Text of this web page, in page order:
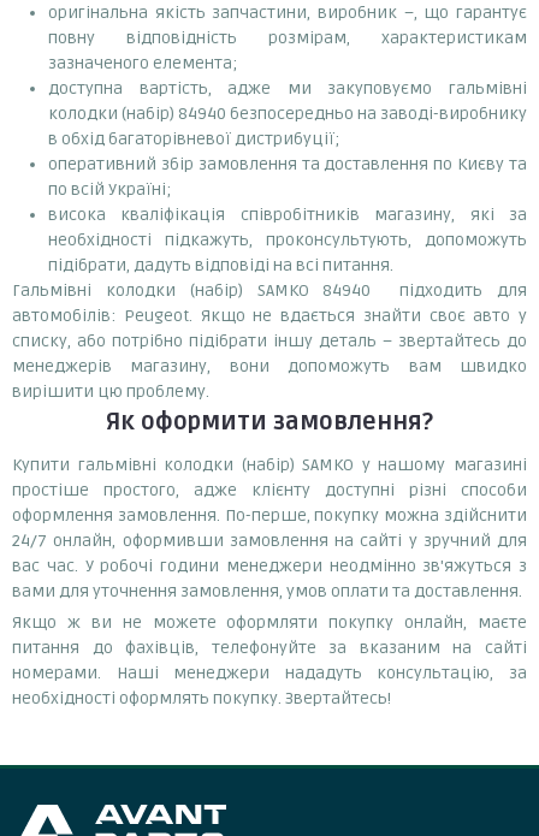
оригінальна якість запчастини, виробник –, що гарантує
повну відповідність розмірам, характеристикам
зазначеного елемента;
доступна вартість, адже ми закуповуємо гальмівні
колодки (набір) 84940 безпосередньо на заводі-виробнику
в обхід багаторівневої дистрибуції;
оперативний збір замовлення та доставлення по Києву та
по всій Україні;
висока кваліфікація співробітників магазину, які за
необхідності підкажуть, проконсультують, допоможуть
підібрати, дадуть відповіді на всі питання.
Гальмівні колодки (набір) SAMKO 84940 підходить для
автомобілів: Peugeot. Якщо не вдається знайти своє авто у
списку, або потрібно підібрати іншу деталь – звертайтесь до
менеджерів магазину, вони допоможуть вам швидко
вирішити цю проблему.
Як оформити замовлення?
Купити гальмівні колодки (набір) SAMKO у нашому магазині
простіше простого, адже клієнту доступні різні способи
оформлення замовлення. По-перше, покупку можна здійснити
24/7 онлайн, оформивши замовлення на сайті у зручний для
вас час. У робочі години менеджери неодмінно зв'яжуться з
вами для уточнення замовлення, умов оплати та доставлення.
Якщо ж ви не можете оформляти покупку онлайн, маєте
питання до фахівців, телефонуйте за вказаним на сайті
номерами. Наші менеджери нададуть консультацію, за
необхідності оформлять покупку. Звертайтесь!